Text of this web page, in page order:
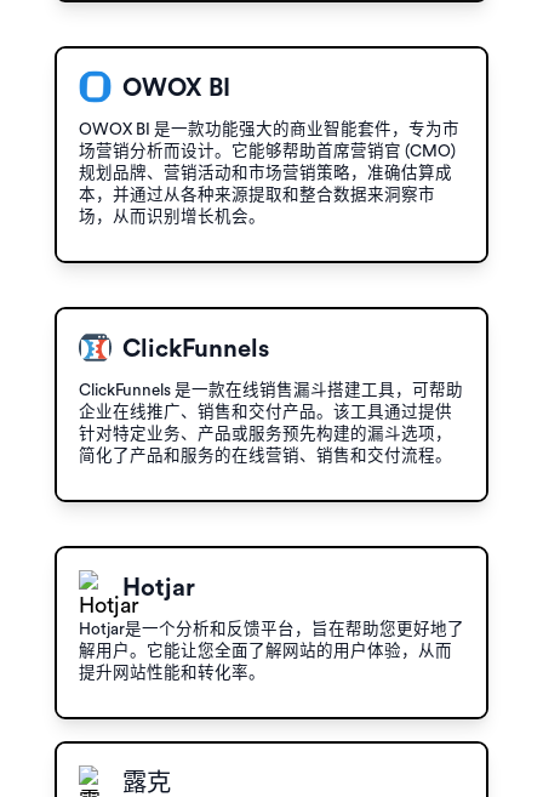
OWOX BI
OWOX BI 是一款功能强大的商业智能套件，专为市
场营销分析而设计。它能够帮助首席营销官 (CMO)
规划品牌、营销活动和市场营销策略，准确估算成
本，并通过从各种来源提取和整合数据来洞察市
场，从而识别增长机会。
ClickFunnels
ClickFunnels 是一款在线销售漏斗搭建工具，可帮助
企业在线推广、销售和交付产品。该工具通过提供
针对特定业务、产品或服务预先构建的漏斗选项，
简化了产品和服务的在线营销、销售和交付流程。
Hotjar
Hotjar是一个分析和反馈平台，旨在帮助您更好地了
解用户。它能让您全面了解网站的用户体验，从而
提升网站性能和转化率。
露克